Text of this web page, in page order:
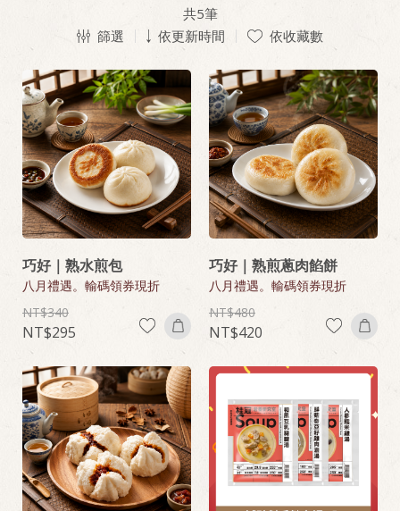
共5筆
篩選
依更新時間 依收藏數
巧好｜熟水煎包
八月禮遇。輸碼領券現折
340
295
巧好｜熟煎蔥肉餡餅
八月禮遇。輸碼領券現折
480
420